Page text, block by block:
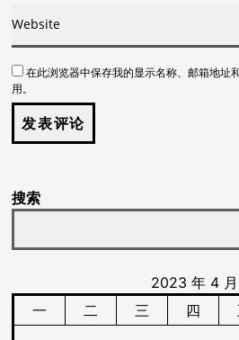
在此浏览器中保存我的显示名称、邮箱地址
用。
搜索
2023 年 4 月
一
二 三 四